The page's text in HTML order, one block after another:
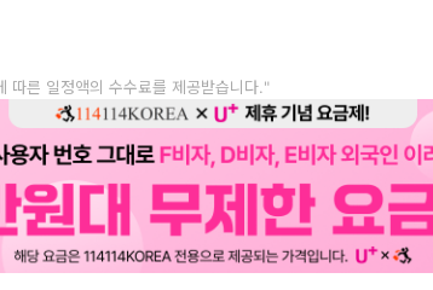
따른 일정액의 수수료를 제공받습니다."